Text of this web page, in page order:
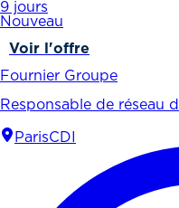
9 jours
Nouveau
Voir l'offre
Fournier Groupe
Responsable de réseau
ParisCDI